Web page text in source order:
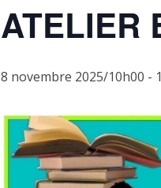
ATELIER
8 novembre 2025/10h00 -